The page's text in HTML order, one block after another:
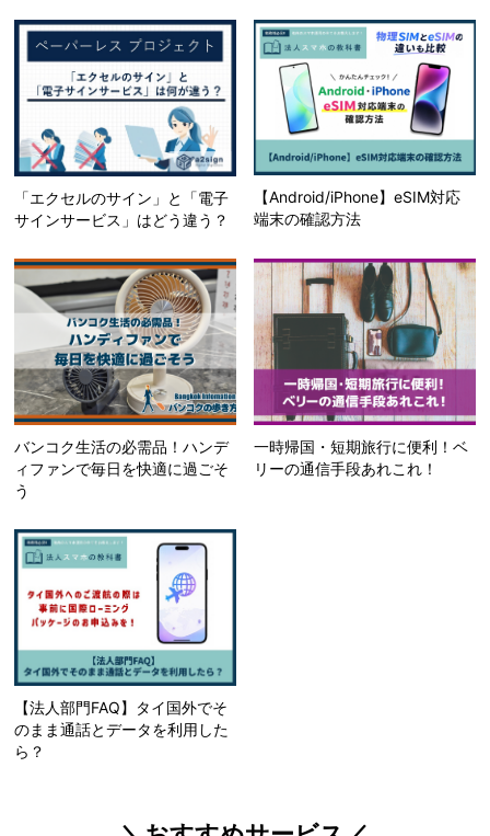
「エクセルのサイン」と「電子
サインサービス」はどう違う？
【Android/iPhone】eSIM対応
端末の確認方法
バンコク生活の必需品！ハンデ
ィファンで毎日を快適に過ごそ
う
一時帰国・短期旅行に便利！ベ
リーの通信手段あれこれ！
【法人部門FAQ】タイ国外でそ
のまま通話とデータを利用した
ら？